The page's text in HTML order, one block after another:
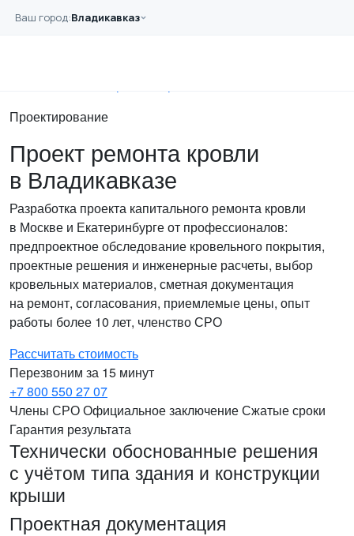
Ваш город:Владикавказ
Главная
Проектирование
Проект ремонта кровли
в Владикавказе
Разработка проекта капитального ремонта кровли
в Москве и Екатеринбурге от профессионалов:
предпроектное обследование кровельного покрытия,
проектные решения и инженерные расчеты, выбор
кровельных материалов, сметная документация
на ремонт, согласования, приемлемые цены, опыт
работы более 10 лет, членство СРО
Рассчитать стоимость
Перезвоним за 15 минут
+7 800 550 27 07
Члены СРООфициальное заключениеСжатые сроки
Гарантия результата
Технически обоснованные решения
с учётом типа здания и конструкции
крыши
Проектная документация